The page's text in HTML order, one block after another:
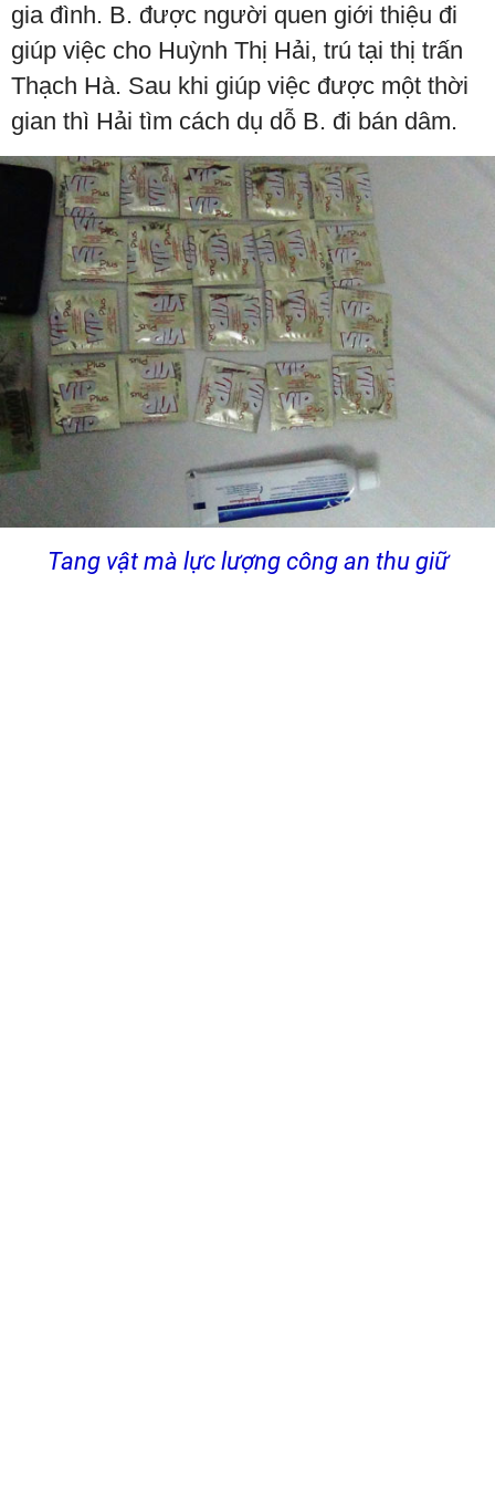
gia đình. B. được người quen giới thiệu đi
giúp việc cho Huỳnh Thị Hải, trú tại thị trấn
Thạch Hà. Sau khi giúp việc được một thời
gian thì Hải tìm cách dụ dỗ B. đi bán dâm.
Tang vật mà lực lượng công an thu giữ